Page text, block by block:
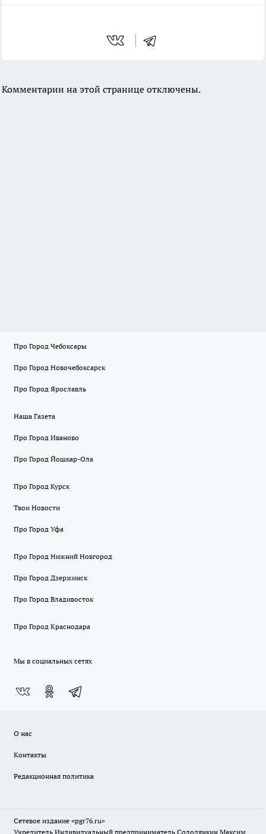
Комментарии на этой странице отключены.
Про Город Чебоксары
Про Город Новочебоксарск
Про Город Ярославль
Наша Газета
Про Город Иваново
Про Город Йошкар-Ола
Про Город Курск
Твои Новости
Про Город Уфа
Про Город Нижний Новгород
Про Город Дзержинск
Про Город Владивосток
Про Город Краснодара
Мы в социальных сетях
О нас
Контакты
Редакционная политика
Сетевое издание «pgr76.ru»
Учредитель Индивидуальный предприниматель Солодянкин Максим